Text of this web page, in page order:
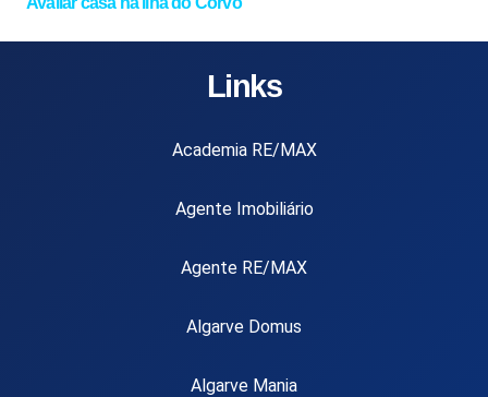
Links
Academia RE/MAX
Agente Imobiliário
Agente RE/MAX
Algarve Domus
Algarve Mania